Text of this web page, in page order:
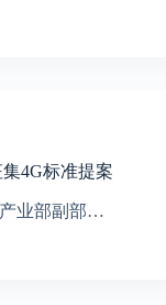
4G标准提案
业部副部…